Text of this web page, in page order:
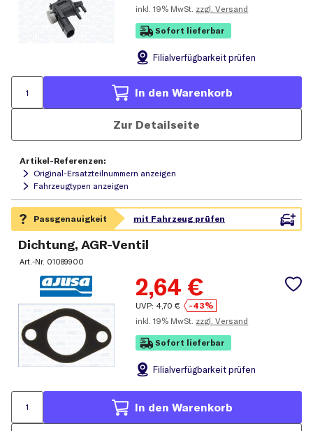
inkl. 19% MwSt. zzgl. Versand
Sofort lieferbar
Filialverfügbarkeit prüfen
In den Warenkorb
Zur Detailseite
Artikel-Referenzen:
Original-Ersatzteilnummern anzeigen
Fahrzeugtypen anzeigen
Dichtung, AGR-Ventil
Art.-Nr. 01089900
2,64 €
UVP: 4,70 €
-43%
inkl. 19% MwSt. zzgl. Versand
Sofort lieferbar
Filialverfügbarkeit prüfen
In den Warenkorb